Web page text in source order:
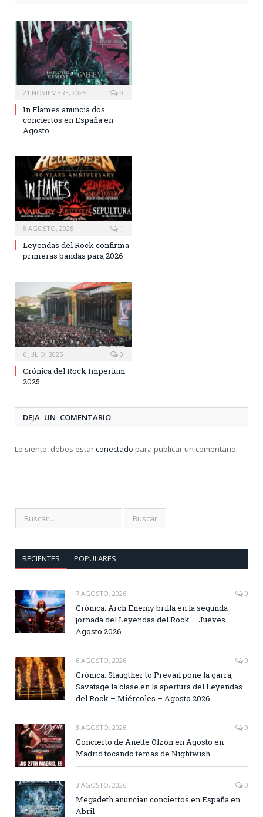
21 NOVIEMBRE, 2025 0
In Flames anuncia dos
conciertos en España en
Agosto
8 AGOSTO, 2025 1
Leyendas del Rock confirma
primeras bandas para 2026
6 JULIO, 2025 0
Crónica del Rock Imperium
2025
DEJA UN COMENTARIO
Lo siento, debes estarconectado para publicar un comentario.
RECIENTES POPULARES
7 AGOSTO, 2026 0
Crónica: Arch Enemy brilla en la segunda
jornada del Leyendas del Rock – Jueves –
Agosto 2026
6 AGOSTO, 2026 0
Crónica: Slaugther to Prevail pone la garra,
Savatage la clase en la apertura del Leyendas
del Rock – Miércoles – Agosto 2026
3 AGOSTO, 2026 0
Concierto de Anette Olzon en Agosto en
Madrid tocando temas de Nightwish
3 AGOSTO, 2026 0
Megadeth anuncian conciertos en España en
Abril